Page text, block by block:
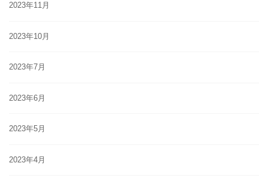
2023年11月
2023年10月
2023年7月
2023年6月
2023年5月
2023年4月